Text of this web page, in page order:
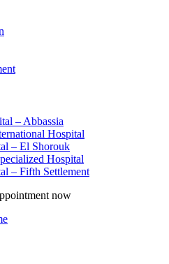
– Abbassia
Hospital
– El Shorouk
Hospital
– Fifth Settlement
now